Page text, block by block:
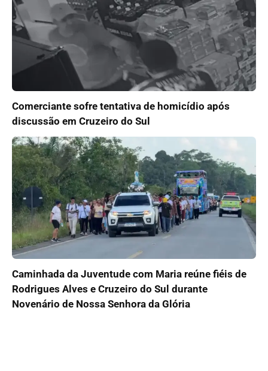
Comerciante sofre tentativa de homicídio após
discussão em Cruzeiro do Sul
Caminhada da Juventude com Maria reúne fiéis de
Rodrigues Alves e Cruzeiro do Sul durante
Novenário de Nossa Senhora da Glória